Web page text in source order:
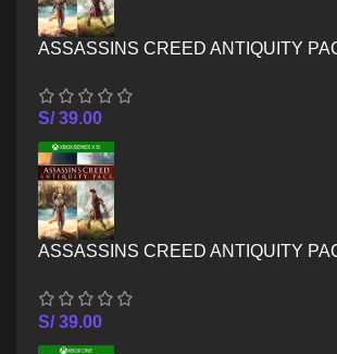
ASSASSINS CREED ANTIQUITY
S/39.00
ASSASSINS CREED ANTIQUITY
S/39.00